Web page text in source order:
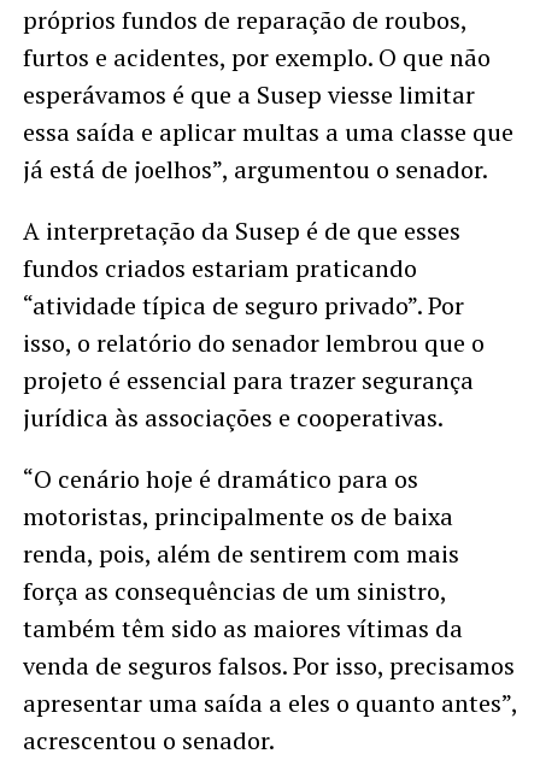
próprios fundos de reparação de roubos,
furtos e acidentes, por exemplo. O que não
esperávamos é que a Susep viesse limitar
essa saída e aplicar multas a uma classe que
já está de joelhos”, argumentou o senador.
A interpretação da Susep é de que esses
fundos criados estariam praticando
“atividade típica de seguro privado”. Por
isso, o relatório do senador lembrou que o
projeto é essencial para trazer segurança
jurídica às associações e cooperativas.
“O cenário hoje é dramático para os
motoristas, principalmente os de baixa
renda, pois, além de sentirem com mais
força as consequências de um sinistro,
também têm sido as maiores vítimas da
venda de seguros falsos. Por isso, precisamos
apresentar uma saída a eles o quanto antes”,
acrescentou o senador.